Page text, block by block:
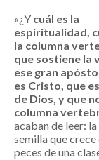
«¿Y cuál es la
espiritualidad,
la columna
que sostiene la
ese gran
es Cristo, que
de Dios, y que
columna
acaban de leer:
semilla que crece
peces de una